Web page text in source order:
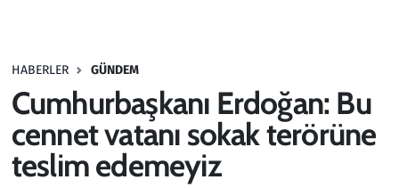
HABERLER GÜNDEM
Cumhurbaşkanı Erdoğan: Bu
cennet vatanı sokak terörüne
teslim edemeyiz
Haber
Kültür Sanat
Kurumsal Haberler